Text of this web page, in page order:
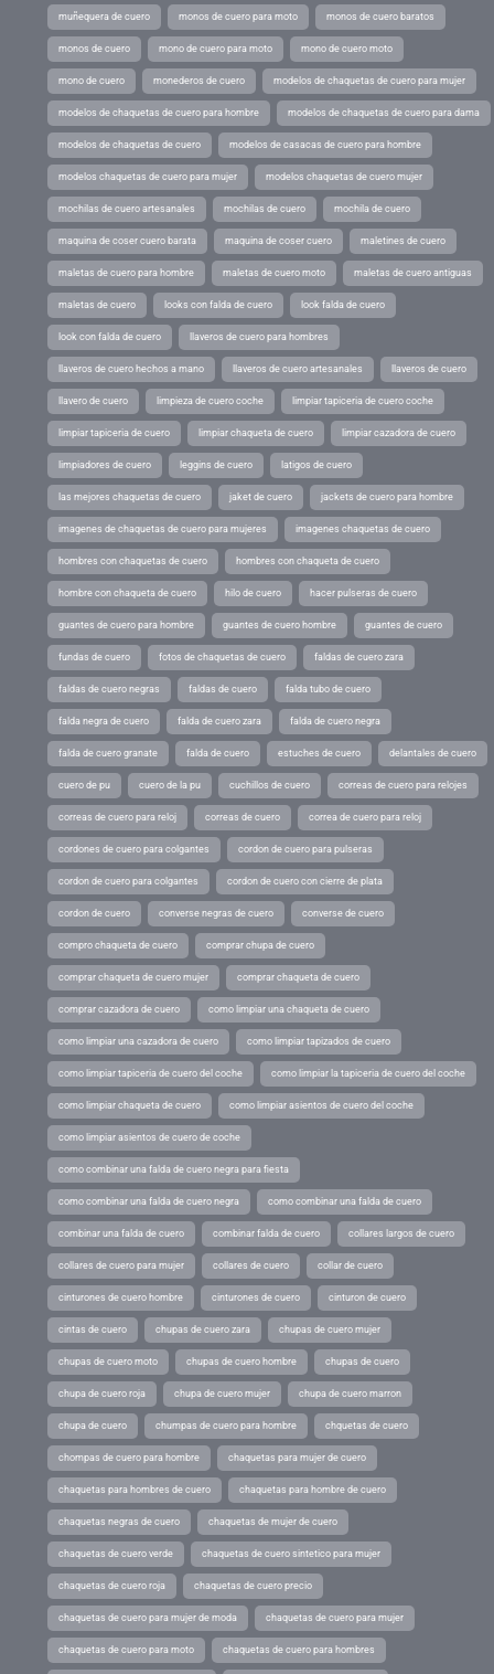
muñequera de cuero monos de cuero para moto monos de cuero baratos
monos de cuero mono de cuero para moto mono de cuero moto
mono de cuero monederos de cuero modelos de chaquetas de cuero para mujer
modelos de chaquetas de cuero para hombre modelos de chaquetas de cuero para dama
modelos de chaquetas de cuero modelos de casacas de cuero para hombre
modelos chaquetas de cuero para mujer modelos chaquetas de cuero mujer
mochilas de cuero artesanales mochilas de cuero mochila de cuero
maquina de coser cuero barata maquina de coser cuero maletines de cuero
maletas de cuero para hombre maletas de cuero moto maletas de cuero antiguas
maletas de cuero looks con falda de cuero look falda de cuero
look con falda de cuero llaveros de cuero para hombres
llaveros de cuero hechos a mano llaveros de cuero artesanales llaveros de cuero
llavero de cuero limpieza de cuero coche limpiar tapiceria de cuero coche
limpiar tapiceria de cuero limpiar chaqueta de cuero limpiar cazadora de cuero
limpiadores de cuero leggins de cuero latigos de cuero
las mejores chaquetas de cuero jaket de cuero jackets de cuero para hombre
imagenes de chaquetas de cuero para mujeres imagenes chaquetas de cuero
hombres con chaquetas de cuero hombres con chaqueta de cuero
hombre con chaqueta de cuero hilo de cuero hacer pulseras de cuero
guantes de cuero para hombre guantes de cuero hombre guantes de cuero
fundas de cuero fotos de chaquetas de cuero faldas de cuero zara
faldas de cuero negras faldas de cuero falda tubo de cuero
falda negra de cuero falda de cuero zara falda de cuero negra
falda de cuero granate falda de cuero estuches de cuero delantales de cuero
cuero de pu cuero de la pu cuchillos de cuero correas de cuero para relojes
correas de cuero para reloj correas de cuero correa de cuero para reloj
cordones de cuero para colgantes cordon de cuero para pulseras
cordon de cuero para colgantes cordon de cuero con cierre de plata
cordon de cuero converse negras de cuero converse de cuero
compro chaqueta de cuero comprar chupa de cuero
comprar chaqueta de cuero mujer comprar chaqueta de cuero
comprar cazadora de cuero como limpiar una chaqueta de cuero
como limpiar una cazadora de cuero como limpiar tapizados de cuero
como limpiar tapiceria de cuero del coche como limpiar la tapiceria de cuero del coche
como limpiar chaqueta de cuero como limpiar asientos de cuero del coche
como limpiar asientos de cuero de coche
como combinar una falda de cuero negra para fiesta
como combinar una falda de cuero negra como combinar una falda de cuero
combinar una falda de cuero combinar falda de cuero collares largos de cuero
collares de cuero para mujer collares de cuero collar de cuero
cinturones de cuero hombre cinturones de cuero cinturon de cuero
cintas de cuero chupas de cuero zara chupas de cuero mujer
chupas de cuero moto chupas de cuero hombre chupas de cuero
chupa de cuero roja chupa de cuero mujer chupa de cuero marron
chupa de cuero chumpas de cuero para hombre chquetas de cuero
chompas de cuero para hombre chaquetas para mujer de cuero
chaquetas para hombres de cuero chaquetas para hombre de cuero
chaquetas negras de cuero chaquetas de mujer de cuero
chaquetas de cuero verde chaquetas de cuero sintetico para mujer
chaquetas de cuero roja chaquetas de cuero precio
chaquetas de cuero para mujer de moda chaquetas de cuero para mujer
chaquetas de cuero para moto chaquetas de cuero para hombres